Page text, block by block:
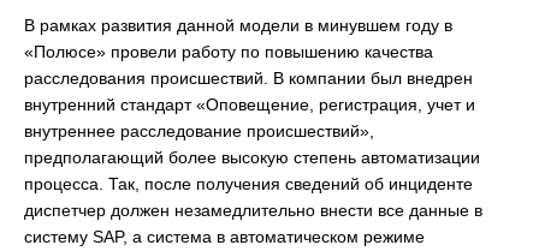
В рамках развития данной модели в минувшем году в
«Полюсе» провели работу по повышению качества
расследования происшествий. В компании был внедрен
внутренний стандарт «Оповещение, регистрация, учет и
внутреннее расследование происшествий»,
предполагающий более высокую степень автоматизации
процесса. Так, после получения сведений об инциденте
диспетчер должен незамедлительно внести все данные в
систему SAP, а система в автоматическом режиме